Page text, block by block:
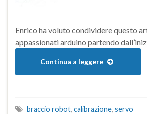
Enrico ha voluto condividere questo
appassionati arduino partendo
Continua a leggere
braccio robot, calibrazione, servo